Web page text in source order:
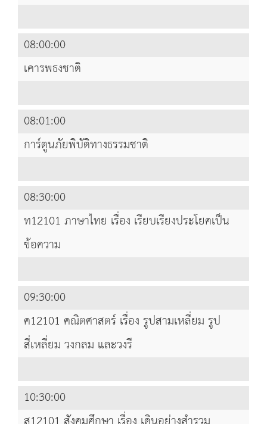
08:00:00
เคารพธงชาติ
08:01:00
การ์ตูนภัยพิบัติทางธรรมชาติ
08:30:00
ท12101 ภาษาไทย เรื่อง เรียบเรียงประโยคเป็น
ข้อความ
09:30:00
ค12101 คณิตศาสตร์ เรื่อง รูปสามเหลี่ยม รูป
สี่เหลี่ยม วงกลม และวงรี
10:30:00